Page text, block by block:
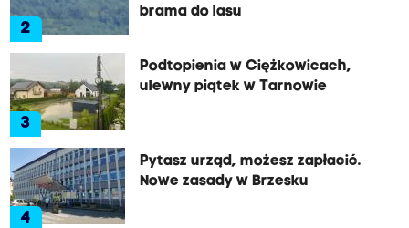
2
brama do lasu
3
Podtopienia w Ciężkowicach,
ulewny piątek w Tarnowie
4
Pytasz urząd, możesz zapłacić.
Nowe zasady w Brzesku